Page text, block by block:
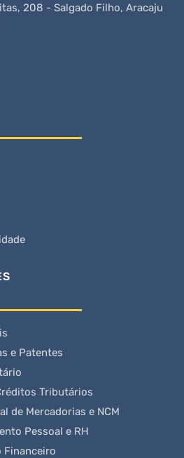
208 - Salgado Filho, Aracaju
e Patentes
Tributários
de Mercadorias e NCM
Pessoal e RH
Financeiro